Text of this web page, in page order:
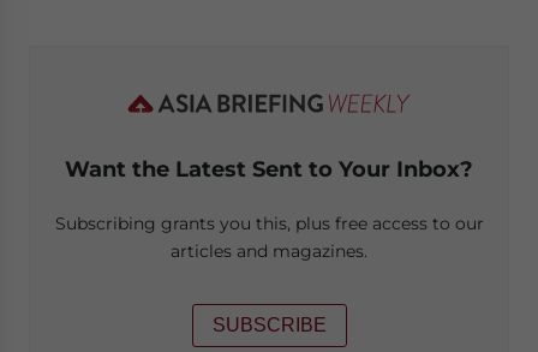
Want the Latest Sent to Your Inbox?
Subscribing grants you this, plus free access to our
articles and magazines.
SUBSCRIBE